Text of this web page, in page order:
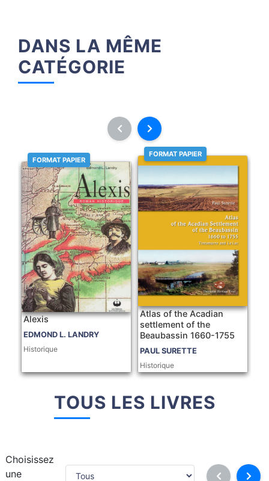
DANS LA MÊME
CATÉGORIE
FORMAT PAPIER
Alexis
EDMOND L. LANDRY
Historique
FORMAT PAPIER
Atlas of the Acadian
settlement of the
Beaubassin 1660-1755
PAUL SURETTE
Historique
TOUS LES LIVRES
Choisissez
une